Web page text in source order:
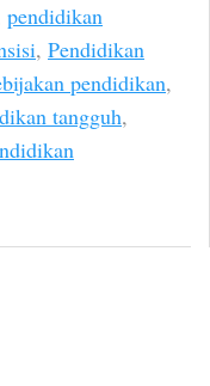
pendidikan
, Pendidikan
pendidikan,
tangguh,